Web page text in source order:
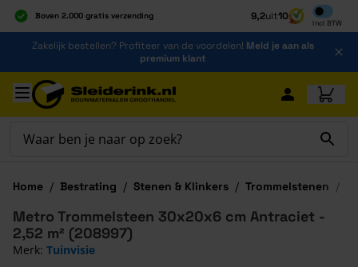
Boven 2.000 gratis verzending
Al 40 jaar dé specialist
Alles onder één dak
9,2uit10
Incl BTW
Inclusief
Ga naar de inhoud
Zakelijk bestellen? Profiteer van de voordelen! Meld je aan als
premium klant
Ga naar hoofdinhoud
Home / Bestrating / Stenen & Klinkers / Trommelstenen /
Metro Trommelsteen 30x20x6 cm Antraciet -
2,52 m² (208997)
Merk: Tuinvisie